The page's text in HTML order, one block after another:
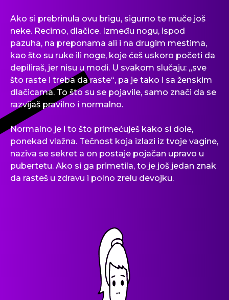
Ako si prebrinula ovu brigu, sigurno te muče još
neke. Recimo, dlačice. Između nogu, ispod
pazuha, na preponama ali i na drugim mestima,
kao što su ruke ili noge, koje ćeš uskoro početi da
depiliraš, jer nisu u modi. U svakom slučaju: „sve
što raste i treba da raste“, pa je tako i sa ženskim
dlačicama. To što su se pojavile, samo znači da se
razvijaš pravilno i normalno.
Normalno je i to što primećuješ kako si dole,
ponekad vlažna. Tečnost koja izlazi iz tvoje vagine,
naziva se sekret a on postaje pojačan upravo u
pubertetu. Ako si ga primetila, to je još jedan znak
da rasteš u zdravu i polno zrelu devojku.